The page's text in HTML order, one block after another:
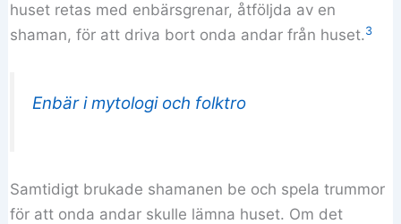
huset retas med enbärsgrenar, åtföljda av en
shaman, för att driva bort onda andar från huset.3
Enbär i mytologi och folktro
Samtidigt brukade shamanen be och spela trummor
för att onda andar skulle lämna huset. Om det